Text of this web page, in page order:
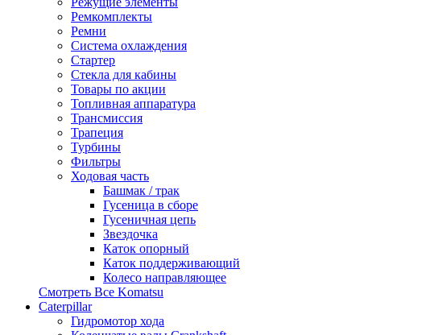
Ремкомплекты
Ремни
Система охлаждения
Стартер
Стекла для кабины
Товары по акции
Топливная аппаратура
Трансмиссия
Трапеция
Турбины
Фильтры
Ходовая часть
Башмак / трак
Гусеница в сборе
Гусеничная цепь
Звездочка
Каток опорный
Каток поддерживающий
Колесо направляющее
Смотреть Все Komatsu
Caterpillar
Гидромотор хода